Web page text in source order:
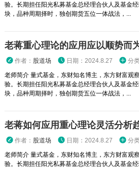
验。长期担任阳光私募基金总经理合伙人及基金
块，品种周期择时，独创期货五位一体战法，...
老蒋重心理论的应用应以顺势而
作者： 股道场 日期：2024.8.27 分
老师简介 量式基金，东财知名博主，东方财富观
验。长期担任阳光私募基金总经理合伙人及基金
块，品种周期择时，独创期货五位一体战法，...
老蒋如何应用重心理论灵活分析
作者： 股道场 日期：2024.8.27 分
老师简介 量式基金，东财知名博主，东方财富观
验。长期担任阳光私募基金总经理合伙人及基金